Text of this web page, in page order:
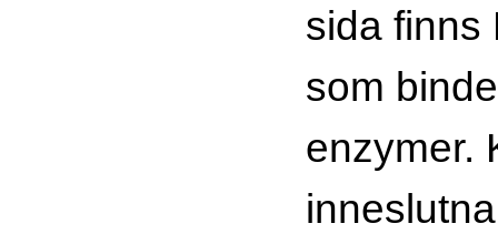
sida finns
som
enzymer.